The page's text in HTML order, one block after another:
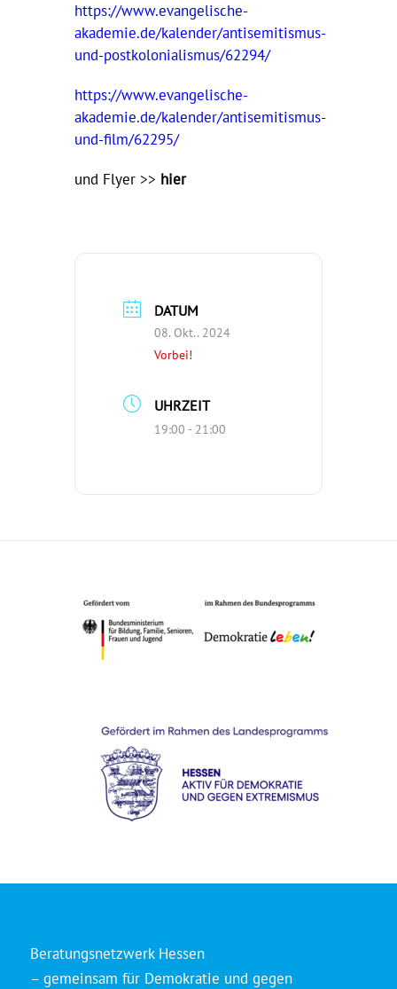
https://www.evangelische-
akademie.de/kalender/antisemitismus-
und-postkolonialismus/62294/
https://www.evangelische-
akademie.de/kalender/antisemitismus-
und-film/62295/
und Flyer >> hier
DATUM
08. Okt.. 2024
Vorbei!
UHRZEIT
19:00 - 21:00
Beratungsnetzwerk Hessen
– gemeinsam für Demokratie und gegen